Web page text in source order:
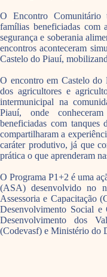
O Encontro Comunitário
famílias beneficiadas com
segurança e soberania
encontros aconteceram
Castelo do Piauí,
O encontro em Castelo do
dos agricultores e
intermunicipal na
Piauí, onde
beneficiadas com tanques
compartilharam a
caráter produtivo, já que
prática o que aprenderam
O Programa P1+2 é uma
(ASA) desenvolvido no
Assessoria e Capacitação
Desenvolvimento Social
Desenvolvimento dos
(Codevasf) e Ministério do